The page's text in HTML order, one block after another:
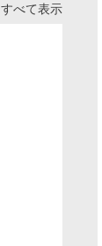
すべて表示